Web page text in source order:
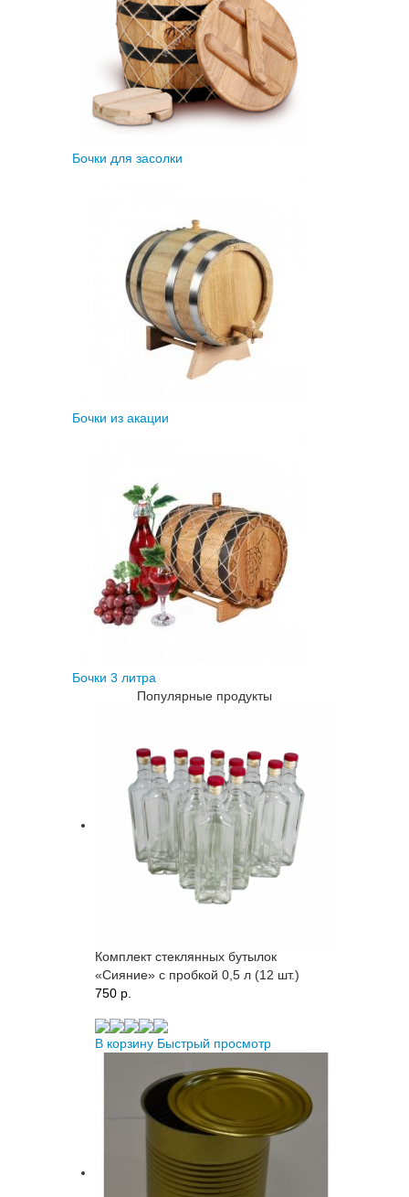
Бочки для засолки
Бочки из акации
Бочки 3 литра
Популярные продукты
Комплект стеклянных бутылок
«Сияние» с пробкой 0,5 л (12 шт.)
750 p.
В корзину Быстрый просмотр